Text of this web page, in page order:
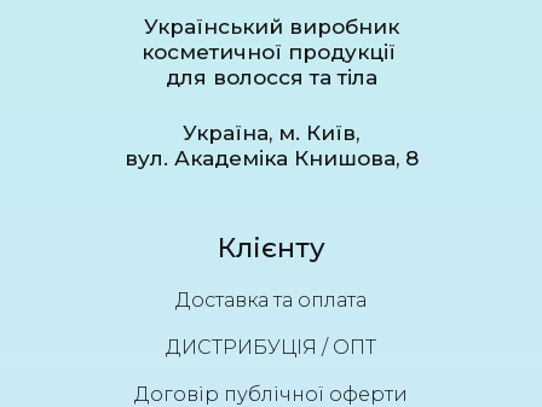
Український виробник
косметичної продукції
для волосся та тіла
Україна, м. Київ,
вул. Академіка Книшова, 8
Клієнту
Доставка та оплата
ДИСТРИБУЦІЯ / ОПТ
Договір публічної оферти